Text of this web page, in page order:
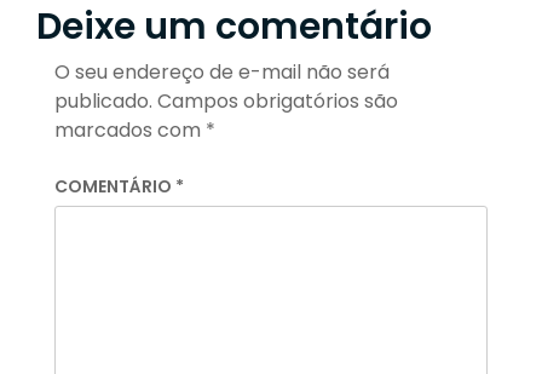
Deixe um comentário
O seu endereço de e-mail não será
publicado. Campos obrigatórios são
marcados com *
COMENTÁRIO *